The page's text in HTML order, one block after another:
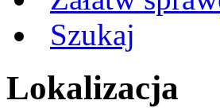
Szukaj
Lokalizacja